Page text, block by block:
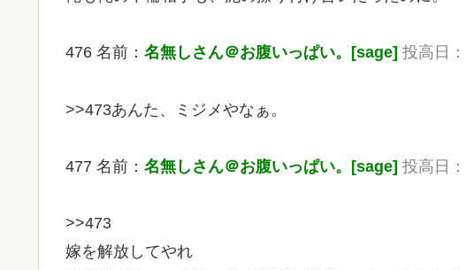
476 名前： 名無しさん＠お腹いっぱい。[sage] 投高日
>>473あんた、ミジメやなぁ。
477 名前： 名無しさん＠お腹いっぱい。[sage] 投高日
>>473
嫁を解放してやれ